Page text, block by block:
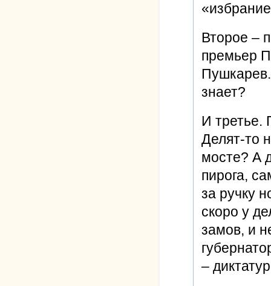
Второе –
премьер
знает?
И третье.
Делят-то
мосте? А
пирога,
за ручку
скоро у
замов, и
–